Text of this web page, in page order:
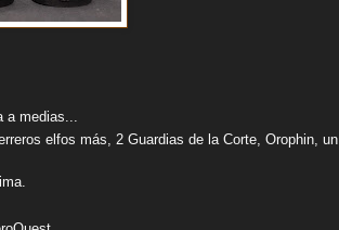
a medias...
elfos más, 2 Guardias de la Corte, Orophin, un